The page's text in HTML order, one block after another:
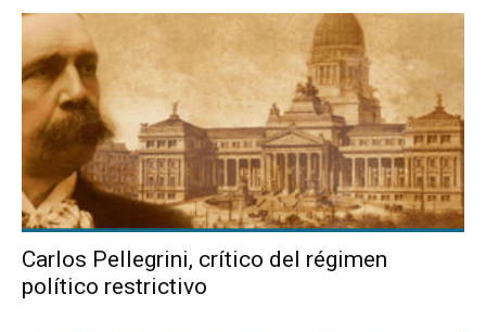
Carlos Pellegrini, crítico del régimen
político restrictivo